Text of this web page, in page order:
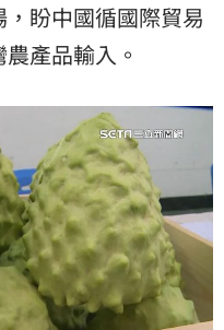
盼中國循國際貿易
產品輸入。